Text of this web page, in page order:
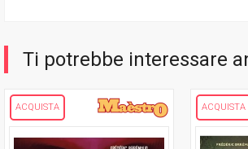
Ti potrebbe interessare
ACQUISTA ACQUISTA